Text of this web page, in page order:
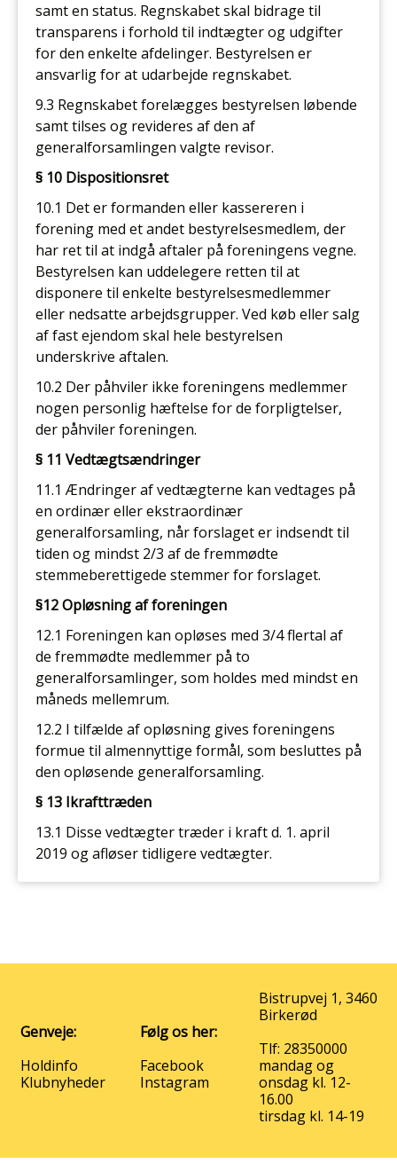
samt en status. Regnskabet skal bidrage til
transparens i forhold til indtægter og udgifter
for den enkelte afdelinger. Bestyrelsen er
ansvarlig for at udarbejde regnskabet.
9.3 Regnskabet forelægges bestyrelsen løbende
samt tilses og revideres af den af
generalforsamlingen valgte revisor.
§ 10 Dispositionsret
10.1 Det er formanden eller kassereren i
forening med et andet bestyrelsesmedlem, der
har ret til at indgå aftaler på foreningens vegne.
Bestyrelsen kan uddelegere retten til at
disponere til enkelte bestyrelsesmedlemmer
eller nedsatte arbejdsgrupper. Ved køb eller salg
af fast ejendom skal hele bestyrelsen
underskrive aftalen.
10.2 Der påhviler ikke foreningens medlemmer
nogen personlig hæftelse for de forpligtelser,
der påhviler foreningen.
§ 11 Vedtægtsændringer
11.1 Ændringer af vedtægterne kan vedtages på
en ordinær eller ekstraordinær
generalforsamling, når forslaget er indsendt til
tiden og mindst 2/3 af de fremmødte
stemmeberettigede stemmer for forslaget.
§12 Opløsning af foreningen
12.1 Foreningen kan opløses med 3/4 flertal af
de fremmødte medlemmer på to
generalforsamlinger, som holdes med mindst en
måneds mellemrum.
12.2 I tilfælde af opløsning gives foreningens
formue til almennyttige formål, som besluttes på
den opløsende generalforsamling.
§ 13 Ikrafttræden
13.1 Disse vedtægter træder i kraft d. 1. april
2019 og afløser tidligere vedtægter.
Genveje:
Holdinfo
Klubnyheder
Følg os her:
Facebook
Instagram
Bistrupvej 1, 3460
Birkerød
Tlf: 28350000
mandag og
onsdag kl. 12-
16.00
tirsdag kl. 14-19